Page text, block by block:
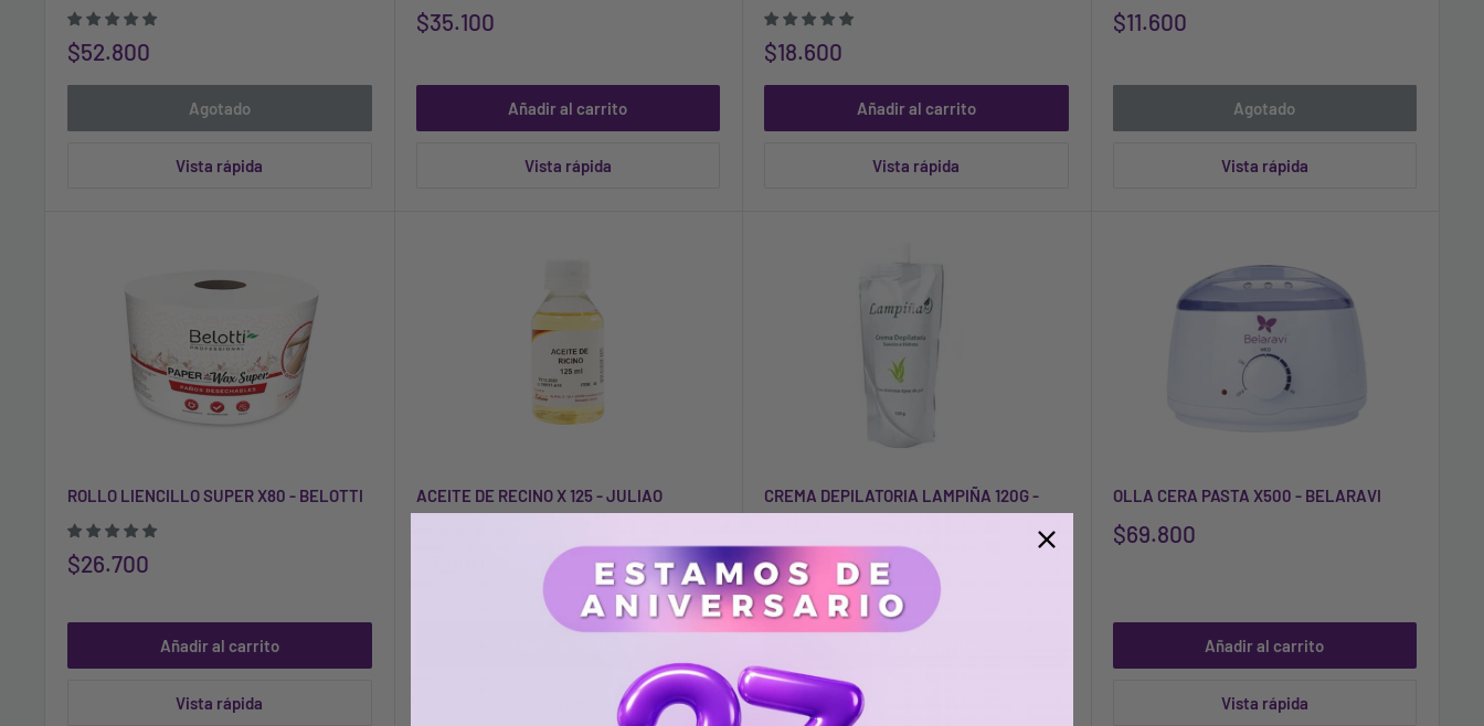
$52.800
Agotado
Vista rápida
$35.100
Añadir al carrito
Vista rápida
$18.600
Añadir al carrito
Vista rápida
$11.600
Agotado
Vista rápida
ROLLO LIENCILLO SUPER X80 - BELOTTI
$26.700
Añadir al carrito
Vista rápida
ACEITE DE RECINO X 125 - JULIAO
CREMA DEPILATORIA LAMPIÑA 120G -
$15.800
OLLA CERA PASTA X500 - BELARAVI
$69.800
Añadir al carrito
Vista rápida